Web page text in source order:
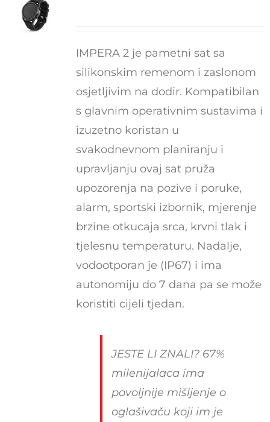
IMPERA 2 je pametni sat sa
silikonskim remenom i zaslonom
osjetljivim na dodir. Kompatibilan
s glavnim operativnim sustavima i
izuzetno koristan u
svakodnevnom planiranju i
upravljanju ovaj sat pruža
upozorenja na pozive i poruke,
alarm, sportski izbornik, mjerenje
brzine otkucaja srca, krvni tlak i
tjelesnu temperaturu. Nadalje,
vodootporan je (IP67) i ima
autonomiju do 7 dana pa se može
koristiti cijeli tjedan.
JESTE LI ZNALI? 67%
milenijalaca ima
povoljnije mišljenje o
oglašivaču koji im je